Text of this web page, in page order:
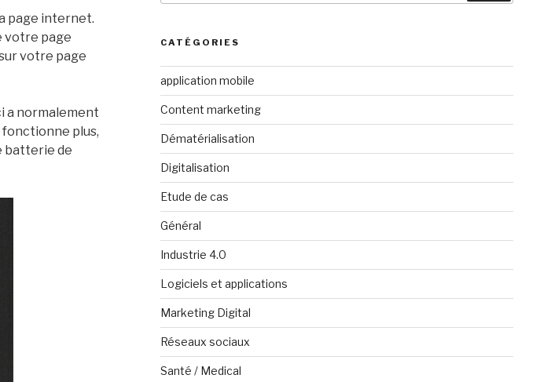
page internet.
votre page
votre page
a normalement
plus,
batterie de
:
CATÉGORIES
application mobile
Content marketing
Dématérialisation
Digitalisation
Etude de cas
Général
Industrie 4.0
Logiciels et applications
Marketing Digital
Réseaux sociaux
Santé / Medical